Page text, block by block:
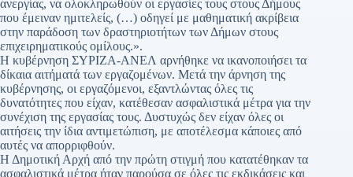
ανεργίας, να ολοκληρωθούν οι εργασίες τους στους Δήμους
που έμειναν ημιτελείς, (…) οδηγεί με μαθηματική ακρίβεια
στην παράδοση των δραστηριοτήτων των Δήμων στους
επιχειρηματικούς ομίλους.».
Η κυβέρνηση ΣΥΡΙΖΑ-ΑΝΕΛ αρνήθηκε να ικανοποιήσει τα
δίκαια αιτήματά των εργαζομένων. Μετά την άρνηση της
κυβέρνησης, οι εργαζόμενοι, εξαντλώντας όλες τις
δυνατότητες που είχαν, κατέθεσαν ασφαλιστικά μέτρα για την
συνέχιση της εργασίας τους. Δυστυχώς δεν είχαν όλες οι
αιτήσεις την ίδια αντιμετώπιση, με αποτέλεσμα κάποιες από
αυτές να απορριφθούν.
Η Δημοτική Αρχή από την πρώτη στιγμή που κατατέθηκαν τα
ασφαλιστικά μέτρα ήταν παρούσα σε όλες τις εκδικάσεις και